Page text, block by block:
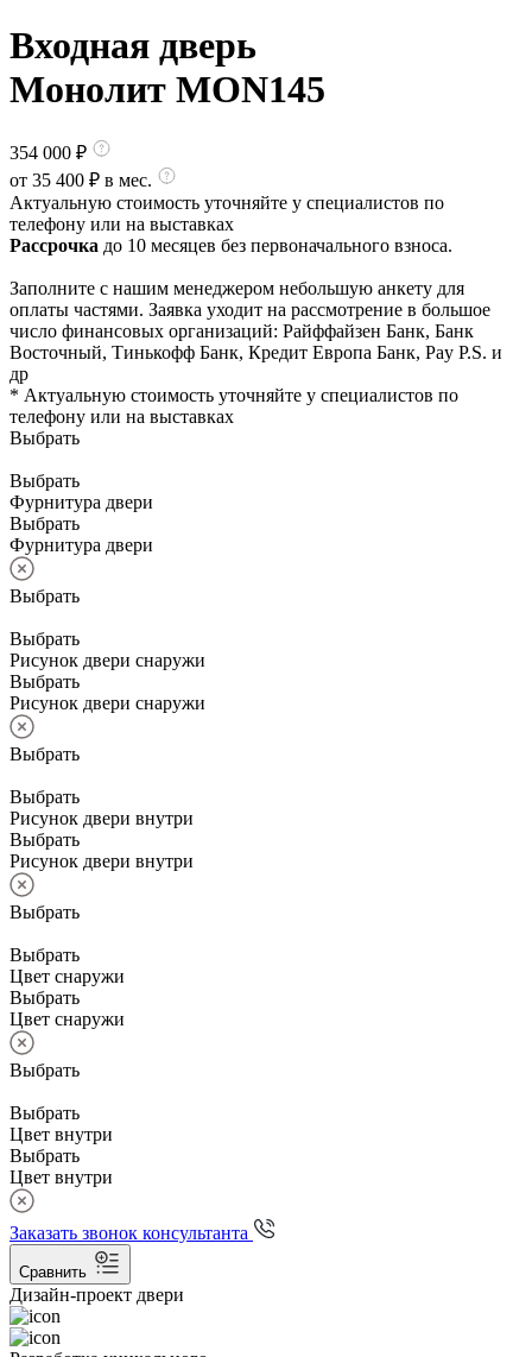
Входная дверь
Монолит MON145
354 000 ₽
от 35 400 ₽ в мес.
Актуальную стоимость уточняйте у специалистов по
телефону или на выставках
Рассрочка до 10 месяцев без первоначального взноса.
Заполните с нашим менеджером небольшую анкету для
оплаты частями. Заявка уходит на рассмотрение в большое
число финансовых организаций: Райффайзен Банк, Банк
Восточный, Тинькофф Банк, Кредит Европа Банк, Pay P.S. и
др
* Актуальную стоимость уточняйте у специалистов по
телефону или на выставках
Выбрать
Выбрать
Фурнитура двери
Выбрать
Фурнитура двери
Выбрать
Выбрать
Рисунок двери снаружи
Выбрать
Рисунок двери снаружи
Выбрать
Выбрать
Рисунок двери внутри
Выбрать
Рисунок двери внутри
Выбрать
Выбрать
Цвет снаружи
Выбрать
Цвет снаружи
Выбрать
Выбрать
Цвет внутри
Выбрать
Цвет внутри
Заказать звонок консультанта
Сравнить
Дизайн-проект двери